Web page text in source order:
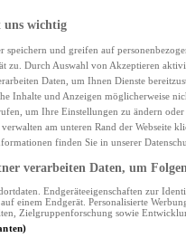
uns wichtig
speichern und greifen auf
zu. Durch Auswahl von Akzeptieren
Daten, um Ihnen Dienste
Inhalte und Anzeigen möglicherweise
um Ihre Einstellungen zu ändern
am unteren Rand der Webseite
finden Sie in unserer
verarbeiten Daten, um
Endgeräteeigenschaften zur
einem Endgerät. Personalisierte
Zielgruppenforschung sowie